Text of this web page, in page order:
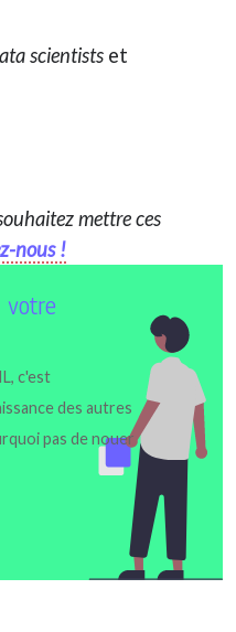
scientists et
mettre ces
nous !
c'est
des autres
pas de nouer